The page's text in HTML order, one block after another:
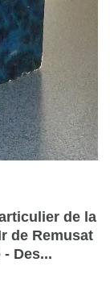
de la
de Remusat
Des...